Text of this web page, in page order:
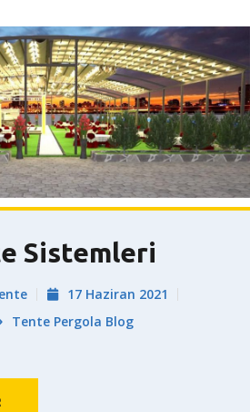
Sistemleri
17 Haziran 2021
Tente Pergola Blog